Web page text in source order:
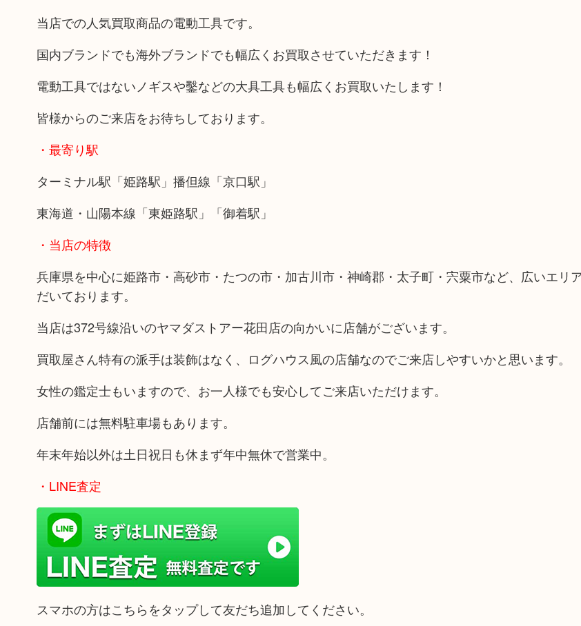
当店での人気買取商品の電動工具です。
国内ブランドでも海外ブランドでも幅広くお買取させていただきます！
電動工具ではないノギスや鑿などの大具工具も幅広くお買取いたします！
皆様からのご来店をお待ちしております。
・最寄り駅
ターミナル駅「姫路駅」播但線「京口駅」
東海道・山陽本線「東姫路駅」「御着駅」
・当店の特徴
兵庫県を中心に姫路市・高砂市・たつの市・加古川市・神崎郡・太子町・宍粟市など、広いエリ
だいております。
当店は372号線沿いのヤマダストアー花田店の向かいに店舗がございます。
買取屋さん特有の派手は装飾はなく、ログハウス風の店舗なのでご来店しやすいかと思います。
女性の鑑定士もいますので、お一人様でも安心してご来店いただけます。
店舗前には無料駐車場もあります。
年末年始以外は土日祝日も休まず年中無休で営業中。
・LINE査定
スマホの方はこちらをタップして友だち追加してください。